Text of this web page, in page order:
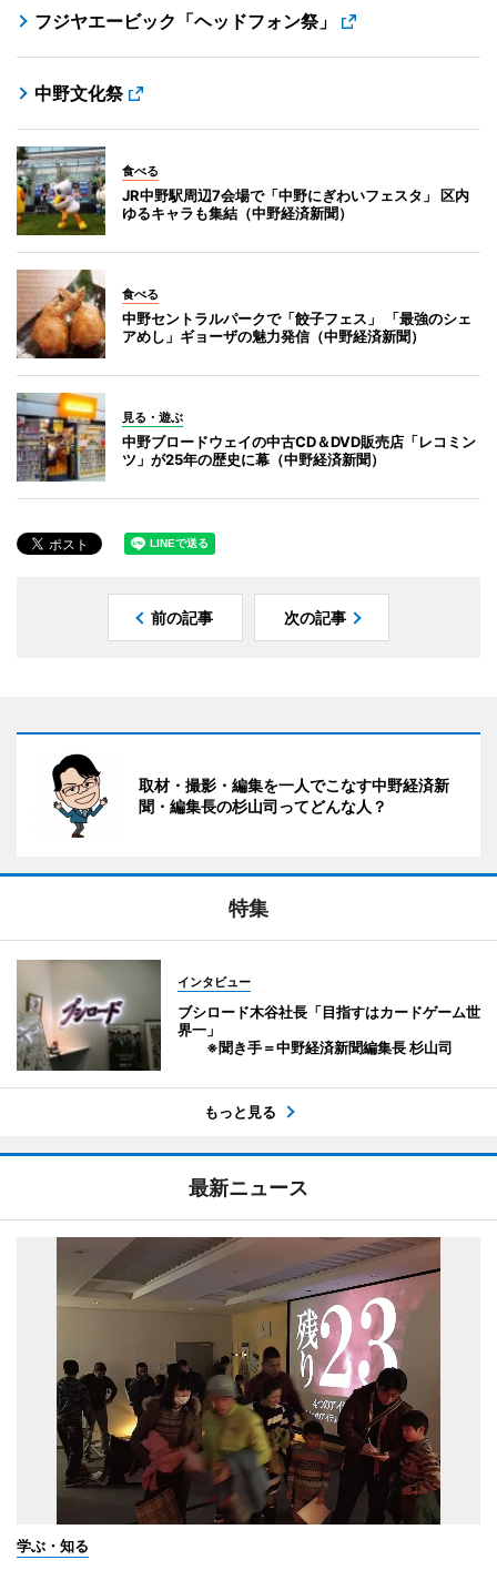
フジヤエービック「ヘッドフォン祭」
中野文化祭
食べる
JR中野駅周辺7会場で「中野にぎわいフェスタ」 区内
ゆるキャラも集結（中野経済新聞）
食べる
中野セントラルパークで「餃子フェス」 「最強のシェ
アめし」ギョーザの魅力発信（中野経済新聞）
見る・遊ぶ
中野ブロードウェイの中古CD＆DVD販売店「レコミン
ツ」が25年の歴史に幕（中野経済新聞）
前の記事 次の記事
取材・撮影・編集を一人でこなす中野経済新
聞・編集長の杉山司ってどんな人？
特集
インタビュー
ブシロード木谷社長「目指すはカードゲーム世
界一」
※聞き手＝中野経済新聞編集長 杉山司
もっと見る
最新ニュース
学ぶ・知る